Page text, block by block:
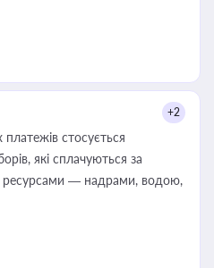
+2
стосується
які сплачуються за
ресурсами — надрами, водою,